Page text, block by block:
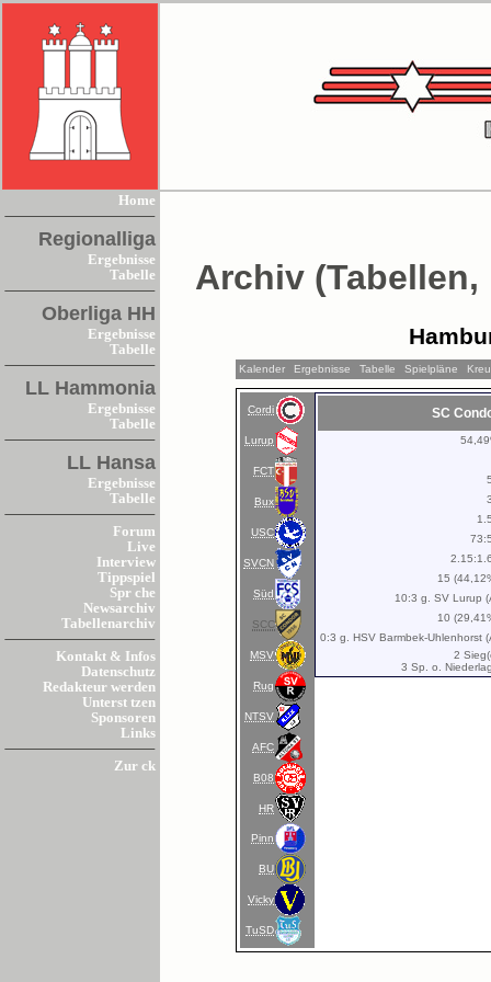
Home
Regionalliga
Ergebnisse
Tabelle
Oberliga HH
Ergebnisse
Tabelle
LL Hammonia
Ergebnisse
Tabelle
LL Hansa
Ergebnisse
Tabelle
Forum
Live
Interview
Tippspiel
Spr che
Newsarchiv
Tabellenarchiv
Kontakt & Infos
Datenschutz
Redakteur werden
Unterst tzen
Sponsoren
Links
Zur ck
Archiv
Kalender Ergebnisse Tabelle Spielpläne
Cordi
Lurup
FCT
Bux
USC
SVCN
Süd
SCC
MSV
Rug
NTSV
AFC
B08
HR
Pinn
BU
Vicky
TuSD
SC
15
10:3 g. SV Lurup
10
0:3 g. HSV Barmbek-Uhlenhorst
2
3 Sp. o.